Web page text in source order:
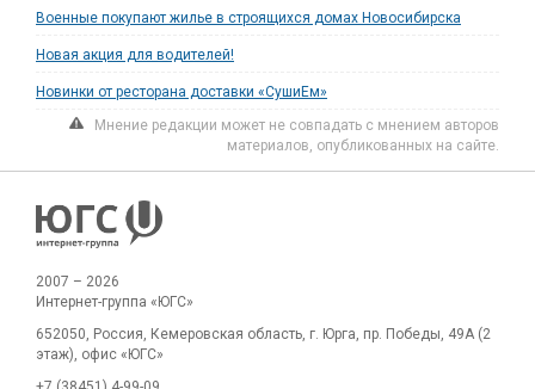
Военные покупают жилье в строящихся домах Новосибирска
Новая акция для водителей!
Новинки от ресторана доставки «СушиЕм»
Мнение редакции может не совпадать с мнением авторов
материалов, опубликованных на сайте.
2007 – 2026
Интернет-группа «ЮГС»
652050, Россия, Кемеровская область, г. Юрга, пр. Победы, 49А (2
этаж), офис «ЮГС»